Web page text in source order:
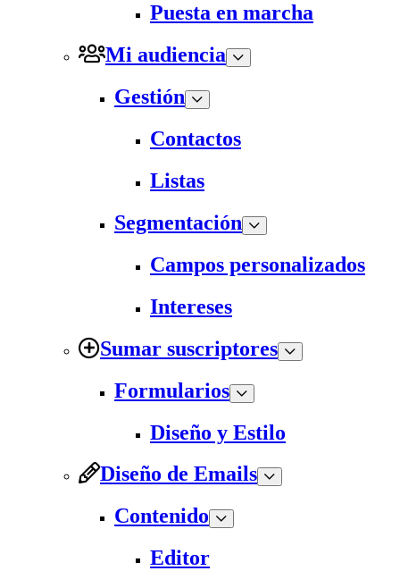
Puesta en marcha
Mi audiencia
Gestión
Contactos
Listas
Segmentación
Campos personalizados
Intereses
Sumar suscriptores
Formularios
Diseño y Estilo
Diseño de Emails
Contenido
Editor